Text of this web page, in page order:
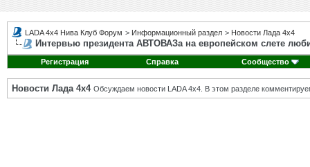
LADA 4x4 Нива Клуб Форум > Информационный раздел > Новости Лада 4х4
Интервью президента АВТОВАЗа на европейском слете
Регистрация Справка Сообщество
Новости Лада 4х4 Обсуждаем новости LADA 4x4. В этом разделе